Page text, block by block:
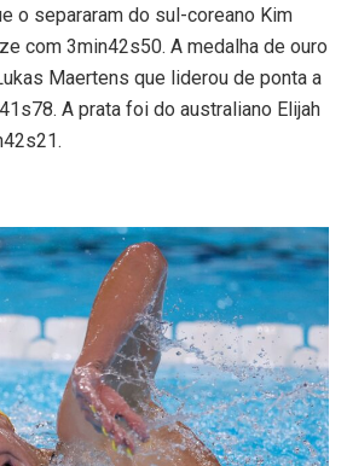
o separaram do sul-coreano Kim
com 3min42s50. A medalha de ouro
Maertens que liderou de ponta a
A prata foi do australiano Elijah